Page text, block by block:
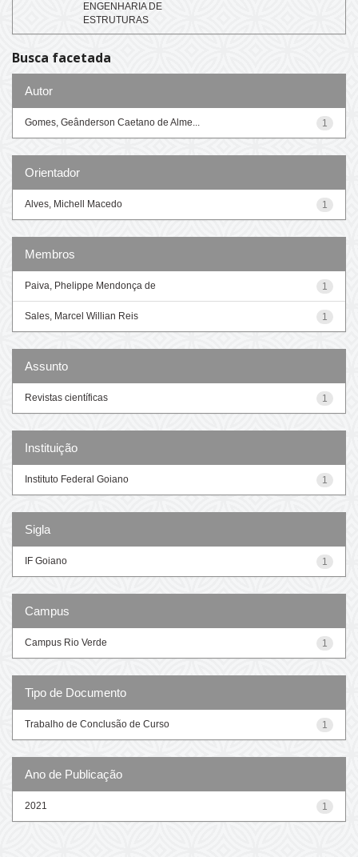
ENGENHARIA DE
ESTRUTURAS
Busca facetada
Autor
1
Gomes, Geânderson Caetano de Alme...
Orientador
1
Alves, Michell Macedo
Membros
1
Paiva, Phelippe Mendonça de
1
Sales, Marcel Willian Reis
Assunto
1
Revistas científicas
Instituição
1
Instituto Federal Goiano
Sigla
1
IF Goiano
Campus
1
Campus Rio Verde
Tipo de Documento
1
Trabalho de Conclusão de Curso
Ano de Publicação
1
2021